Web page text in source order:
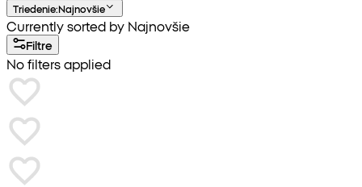
Triedenie:Najnovšie
Currently sorted by Najnovšie
Filtre
No filters applied